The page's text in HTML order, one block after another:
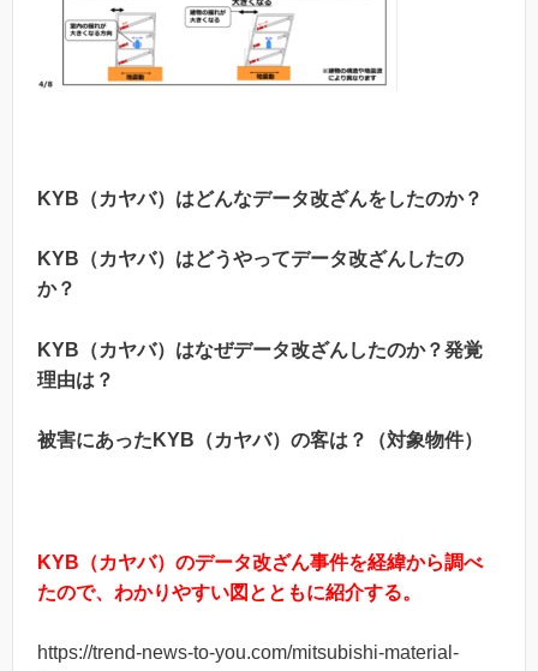
KYB（カヤバ）はどんなデータ改ざんをしたのか？
KYB（カヤバ）はどうやってデータ改ざんしたの
か？
KYB（カヤバ）はなぜデータ改ざんしたのか？発覚
理由は？
被害にあったKYB（カヤバ）の客は？（対象物件）
KYB（カヤバ）のデータ改ざん事件を経緯から調べ
たので、わかりやすい図とともに紹介する。
https://trend-news-to-you.com/mitsubishi-material-